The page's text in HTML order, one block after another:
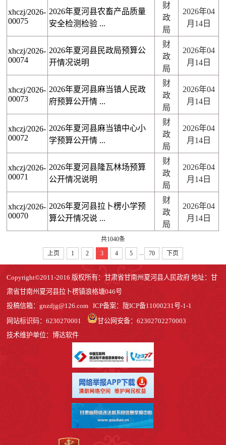
xhczj/2026-
00075
2026年夏河县农畜产品质量
安全检测检验 ...
财
政
局
2026年04
月14日
xhczj/2026-
00074
2026年夏河县民政局预算公
开情况说明
财
政
局
2026年04
月14日
xhczj/2026-
00073
2026年夏河县麻当镇人民政
府预算公开情 ...
财
政
局
2026年04
月14日
xhczj/2026-
00072
2026年夏河县麻当镇中心小
学预算公开情 ...
财
政
局
2026年04
月14日
xhczj/2026-
00071
2026年夏河县隆瓦林场预算
公开情况说明
财
政
局
2026年04
月14日
xhczj/2026-
00070
2026年夏河县拉卜楞小学预
算公开情况说 ...
财
政
局
2026年04
月14日
共1040条
上页
1 2 3 4 5 70 下页
Copyright©2011-2016 版权所有：甘肃省甘南州夏河县人民政府 地址：甘
肃省甘南州夏河县拉卜楞镇浪格塘046号
投稿信箱：gnzdjg@126.com ICP备案： 陇ICP备11000231号-1-1
网站标识码：6230270001
甘公网安备：62302702270003
技术维护单位：博达软件